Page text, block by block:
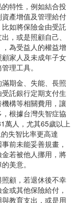
特性，例如結合投
產增值及管理給付
如將保險金由受託
，或是照顧自己、
為受益人的權益增
家人及未成年子女
理工具。
期金、失能、長照
託銀行定期支付生
構等相關費用，讓
根據台灣失智症協
萬人，尤其65歲以上
失智比率更高達
前未能妥善規畫，
若被他人挪用，將
美意。
顧，若退休後不幸
或其他保險給付，
教育支出，或是用